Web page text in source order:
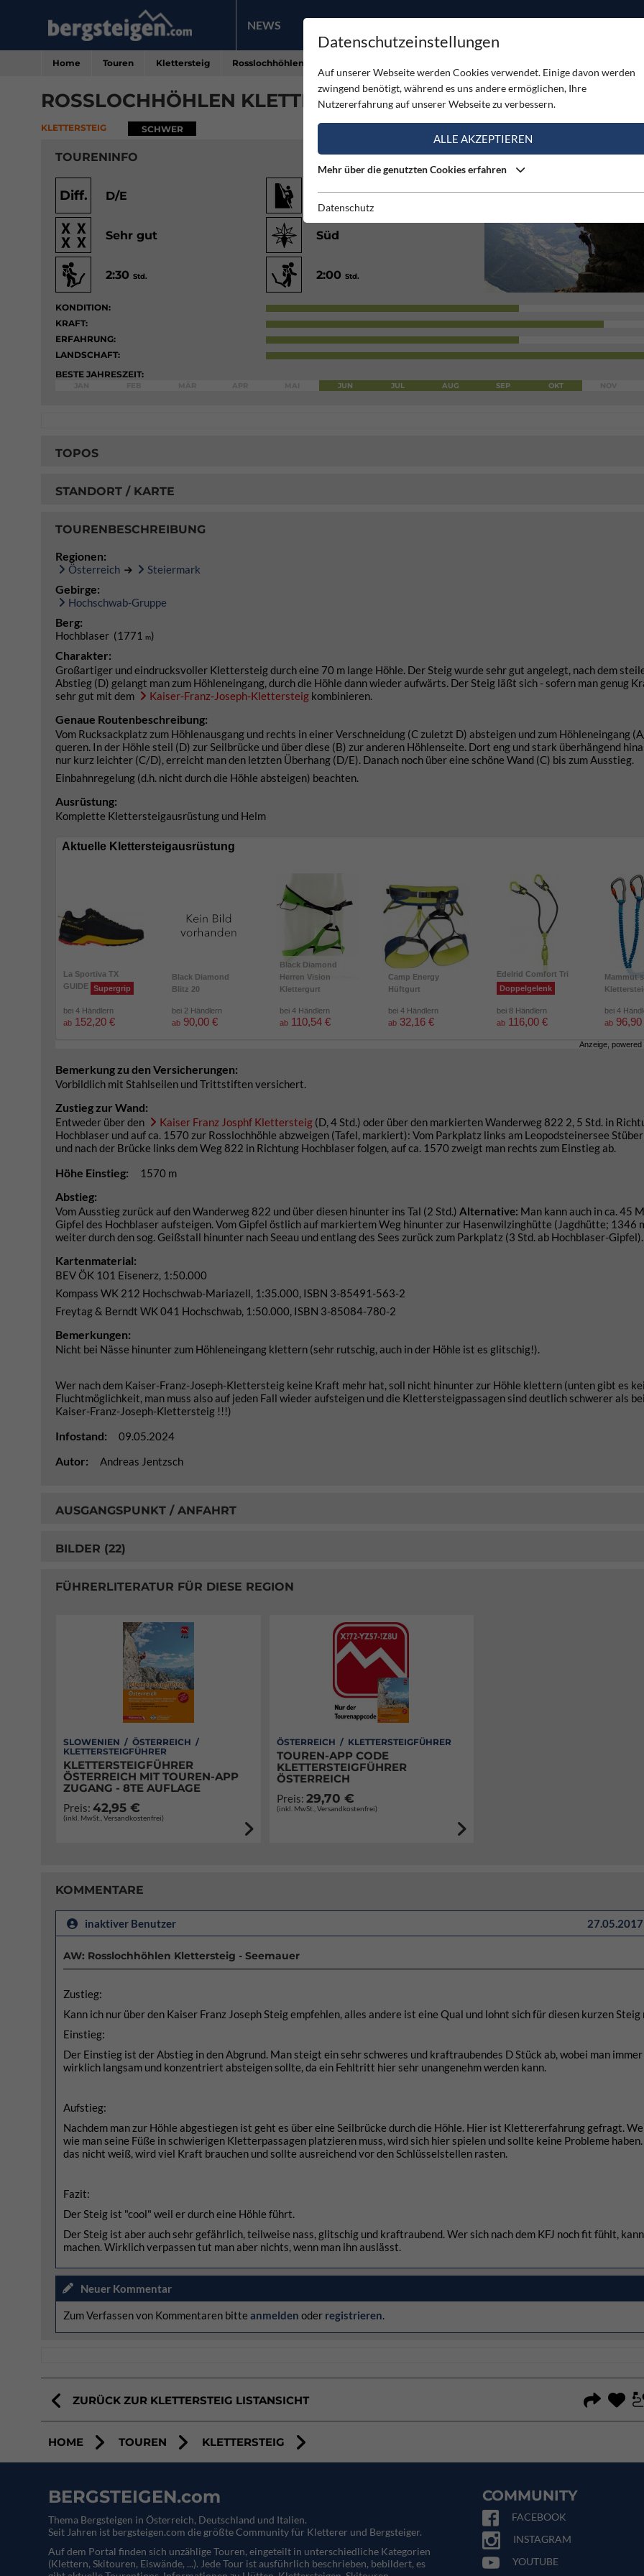
NEWS PRODUKTE
Home Touren Klettersteig Rosslochhöhlen Klettersteig - Seemauer
ROSSLOCHHÖHLEN KLETTERSTEIG - SEEMAUER
KLETTERSTEIG SCHWER
TOURENINFO
Diff. D/E 70Hm/ 1050Hm
1:00 Std. / 5:30
Sehr gut Süd
2:30Std. 2:00Std.
KONDITION:
KRAFT:
ERFAHRUNG:
LANDSCHAFT:
BESTE JAHRESZEIT:
JUN JUL AUG SEP OKT
TOPOS
STANDORT / KARTE
TOURENBESCHREIBUNG
Regionen:
Österreich Steiermark
Gebirge:
Hochschwab-Gruppe
Berg:
Hochblaser (1771 m)
Charakter:
Großartiger und eindrucksvoller Klettersteig durch eine 70 m lange Höhle. Der Steig wurde sehr gut angelegt, nach dem
Abstieg (D) gelangt man zum Höhleneingang, durch die Höhle dann wieder aufwärts. Der Steig läßt sich - sofern man genug
sehr gut mit dem
Kaiser-Franz-Joseph-Klettersteig kombinieren.
Genaue Routenbeschreibung:
Vom Rucksackplatz zum Höhlenausgang und rechts in einer Verschneidung (C zuletzt D) absteigen und zum Höhleneingang
queren. In der Höhle steil (D) zur Seilbrücke und über diese (B) zur anderen Höhlenseite. Dort eng und stark überhängend
nur kurz leichter (C/D), erreicht man den letzten Überhang (D/E). Danach noch über eine schöne Wand (C) bis zum Ausstieg.
Einbahnregelung (d.h. nicht durch die Höhle absteigen) beachten.
Ausrüstung:
Komplette Klettersteigausrüstung und Helm
Aktuelle Klettersteigausrüstung
La Sportiva TX
GUIDE Supergrip
bei 4 Händlern
ab 152,20 €
Black Diamond
Blitz 20
bei 2 Händlern
ab 90,00 €
Black Diamond
Herren Vision
Klettergurt
bei 4 Händlern
ab 110,54 €
Camp Energy
Hüftgurt
bei 4 Händlern
ab 32,16 €
Edelrid Comfort Tri
Doppelgelenk
bei 8 Händlern
ab 116,00 €
Mammut
bei 4
ab 96,90
Anzeige, powered
Bemerkung zu den Versicherungen:
Vorbildlich mit Stahlseilen und Trittstiften versichert.
Zustieg zur Wand:
Entweder über den Kaiser Franz Josphf Klettersteig (D, 4 Std.) oder über den markierten Wanderweg 822 2, 5 Std. in
Hochblaser und auf ca. 1570 zur Rosslochhöhle abzweigen (Tafel, markiert): Vom Parkplatz links am Leopodsteinersee
und nach der Brücke links dem Weg 822 in Richtung Hochblaser folgen, auf ca. 1570 zweigt man rechts zum Einstieg ab.
Höhe Einstieg: 1570 m
Abstieg:
Vom Ausstieg zurück auf den Wanderweg 822 und über diesen hinunter ins Tal (2 Std.) Alternative: Man kann auch in ca. 45
Gipfel des Hochblaser aufsteigen. Vom Gipfel östlich auf markiertem Weg hinunter zur Hasenwilzinghütte (Jagdhütte; 1346
weiter durch den sog. Geißstall hinunter nach Seeau und entlang des Sees zurück zum Parkplatz (3 Std. ab Hochblaser-Gipfel).
Kartenmaterial:
BEV ÖK 101 Eisenerz, 1:50.000
Kompass WK 212 Hochschwab-Mariazell, 1:35.000, ISBN 3-85491-563-2
Freytag & Berndt WK 041 Hochschwab, 1:50.000, ISBN 3-85084-780-2
Bemerkungen:
Nicht bei Nässe hinunter zum Höhleneingang klettern (sehr rutschig, auch in der Höhle ist es glitschig!).
Wer nach dem Kaiser-Franz-Joseph-Klettersteig keine Kraft mehr hat, soll nicht hinunter zur Höhle klettern (unten gibt es
Fluchtmöglichkeit, man muss also auf jeden Fall wieder aufsteigen und die Klettersteigpassagen sind deutlich schwerer als
Kaiser-Franz-Joseph-Klettersteig !!!)
Infostand: 09.05.2024
Autor: Andreas Jentzsch
AUSGANGSPUNKT / ANFAHRT
BILDER (22)
FÜHRERLITERATUR FÜR DIESE REGION
SLOWENIEN / ÖSTERREICH /
KLETTERSTEIGFÜHRER
KLETTERSTEIGFÜHRER
ÖSTERREICH MIT TOUREN-APP
ZUGANG - 8TE AUFLAGE
Preis: 42,95 €
(inkl. MwSt., Versandkostenfrei)
ÖSTERREICH / KLETTERSTEIGFÜHRER
TOUREN-APP CODE
KLETTERSTEIGFÜHRER
ÖSTERREICH
Preis: 29,70 €
(inkl. MwSt., Versandkostenfrei)
KOMMENTARE
inaktiver Benutzer
AW: Rosslochhöhlen Klettersteig - Seemauer
Zustieg:
Kann ich nur über den Kaiser Franz Joseph Steig empfehlen, alles andere ist eine Qual und lohnt sich für diesen kurzen Steig
Einstieg:
Der Einstieg ist der Abstieg in den Abgrund. Man steigt ein sehr schweres und kraftraubendes D Stück ab, wobei man
wirklich langsam und konzentriert absteigen sollte, da ein Fehltritt hier sehr unangenehm werden kann.
Aufstieg:
Nachdem man zur Höhle abgestiegen ist geht es über eine Seilbrücke durch die Höhle. Hier ist Klettererfahrung gefragt.
wie man seine Füße in schwierigen Kletterpassagen platzieren muss, wird sich hier spielen und sollte keine Probleme
das nicht weiß, wird viel Kraft brauchen und sollte ausreichend vor den Schlüsselstellen rasten.
Fazit:
Der Steig ist "cool" weil er durch eine Höhle führt.
Der Steig ist aber auch sehr gefährlich, teilweise nass, glitschig und kraftraubend. Wer sich nach dem KFJ noch fit fühlt,
machen. Wirklich verpassen tut man aber nichts, wenn man ihn auslässt.
Neuer Kommentar
Zum Verfassen von Kommentaren bitte anmelden oder registrieren.
ZURÜCK ZUR KLETTERSTEIG LISTANSICHT
HOME TOUREN KLETTERSTEIG
BERGSTEIGEN.com
Thema Bergsteigen in Österreich, Deutschland und Italien.
Seit Jahren ist bergsteigen.com die größte Community für Kletterer und Bergsteiger.
Auf dem Portal finden sich unzählige Touren, eingeteilt in unterschiedliche Kategorien
(Klettern, Skitouren, Eiswände, ...). Jede Tour ist ausführlich beschrieben, bebildert, es
COMMUNITY
FACEBOOK
INSTAGRAM
YOUTUBE
Datenschutzeinstellungen
Auf unserer Webseite werden Cookies verwendet. Einige davon werden
zwingend benötigt, während es uns andere ermöglichen, Ihre
Nutzererfahrung auf unserer Webseite zu verbessern.
ALLE AKZEPTIEREN
Mehr über die genutzten Cookies erfahren
Datenschutz